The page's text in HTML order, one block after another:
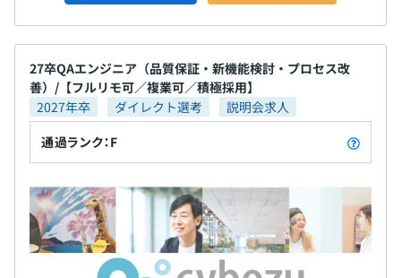
27卒QAエンジニア（品質保証・新機能検討・プロセス改
善）/【フルリモ可／複業可／積極採用】
2027年卒
ダイレクト選考
説明会求人
通過ランク：F